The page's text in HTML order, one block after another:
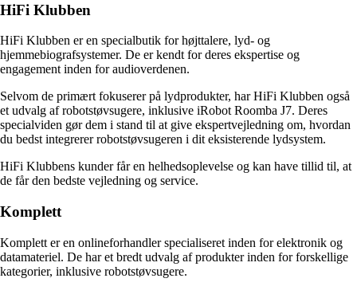
HiFi Klubben
HiFi Klubben er en specialbutik for højttalere, lyd- og
hjemmebiografsystemer. De er kendt for deres ekspertise og
engagement inden for audioverdenen.
Selvom de primært fokuserer på lydprodukter, har HiFi Klubben også
et udvalg af robotstøvsugere, inklusive iRobot Roomba J7. Deres
specialviden gør dem i stand til at give ekspertvejledning om, hvordan
du bedst integrerer robotstøvsugeren i dit eksisterende lydsystem.
HiFi Klubbens kunder får en helhedsoplevelse og kan have tillid til, at
de får den bedste vejledning og service.
Komplett
Komplett er en onlineforhandler specialiseret inden for elektronik og
datamateriel. De har et bredt udvalg af produkter inden for forskellige
kategorier, inklusive robotstøvsugere.